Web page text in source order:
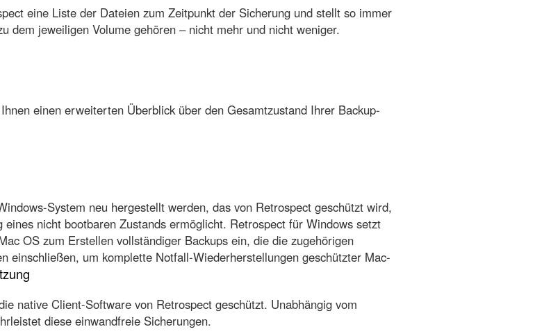
eine Liste der Dateien zum Zeitpunkt der Sicherung und stellt so immer
dem jeweiligen Volume gehören – nicht mehr und nicht weniger.
einen erweiterten Überblick über den Gesamtzustand Ihrer Backup-
System neu hergestellt werden, das von Retrospect geschützt wird,
nicht bootbaren Zustands ermöglicht. Retrospect für Windows setzt
OS zum Erstellen vollständiger Backups ein, die die zugehörigen
einschließen, um komplette Notfall-Wiederherstellungen geschützter Mac-
native Client-Software von Retrospect geschützt. Unabhängig vom
diese einwandfreie Sicherungen.